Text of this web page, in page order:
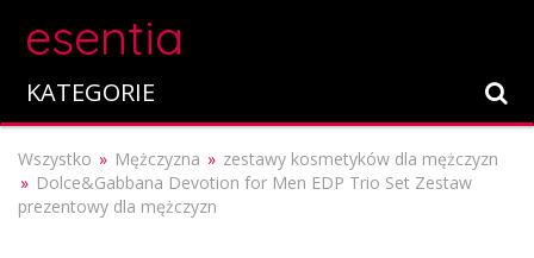
esentia
KATEGORIE
Wszystko Mężczyzna
zestawy kosmetyków dla mężczyzn
Dolce&Gabbana Devotion for Men EDP Trio Set Zestaw
prezentowy dla mężczyzn